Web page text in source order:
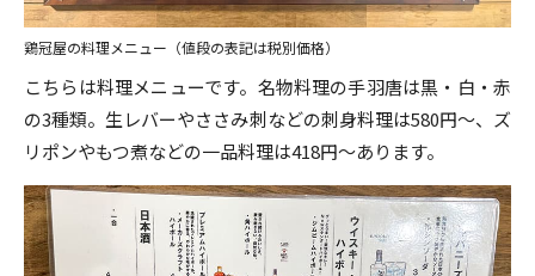
鶏冠屋の料理メニュー（値段の表記は税別価格）
こちらは料理メニューです。名物料理の手羽唐は黒・白・赤
の3種類。生レバーやささみ刺などの刺身料理は580円～、ズ
リポンやもつ煮などの一品料理は418円～あります。